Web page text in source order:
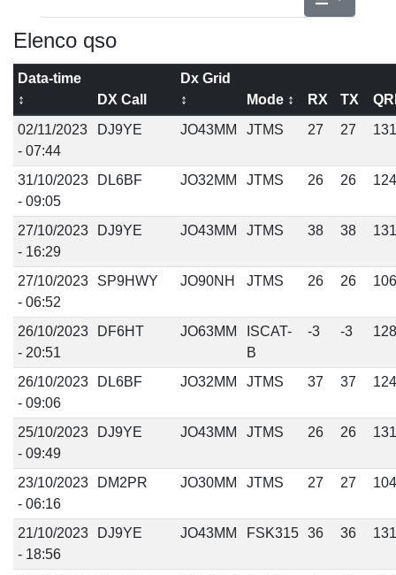
Elenco qso
Data-time
↕
DX Call
Dx Grid
↕
Mode ↕ RX TX
02/11/2023
- 07:44
DJ9YE JO43MM JTMS 27 27
31/10/2023
- 09:05
DL6BF JO32MM JTMS 26 26
27/10/2023
- 16:29
DJ9YE JO43MM JTMS 38 38
27/10/2023
- 06:52
SP9HWY JO90NH JTMS 26 26
26/10/2023
- 20:51
DF6HT JO63MM
ISCAT-
B
-3 -3
26/10/2023
- 09:06
DL6BF JO32MM JTMS 37 37
25/10/2023
- 09:49
DJ9YE JO43MM JTMS 26 26
23/10/2023
- 06:16
DM2PR JO30MM JTMS 27 27
21/10/2023
- 18:56
DJ9YE JO43MM FSK315 36 36